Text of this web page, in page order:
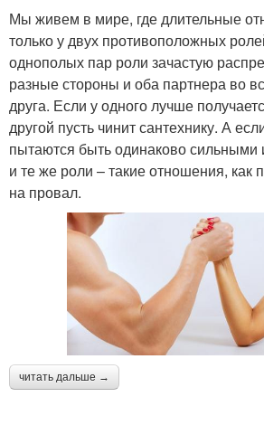
Мы живем в мире, где длительные
только у двух противоположных
однополых пар роли зачастую
разные стороны и оба партнера во
друга. Если у одного лучше
другой пусть чинит сантехнику. А
пытаются быть одинаково
и те же роли – такие отношения, как
на провал.
читать дальше →